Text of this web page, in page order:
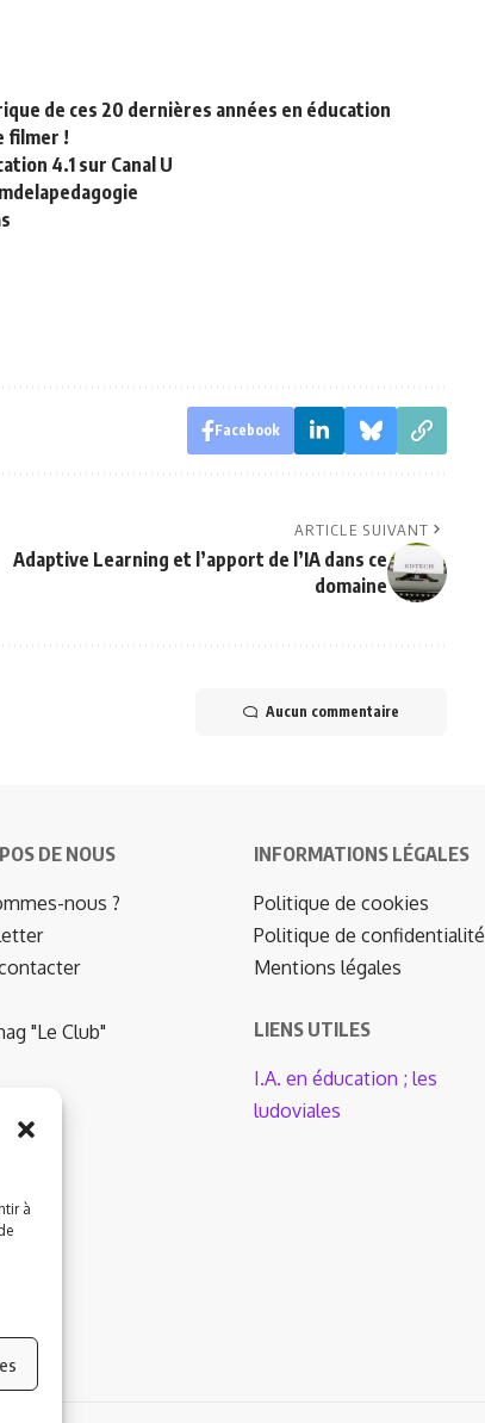
à
de ces 20 dernières années en éducation
filmer !
4.1 sur Canal U
Facebook
ARTICLE SUIVANT
Adaptive Learning et l’apport de l’IA dans ce
domaine
Aucun commentaire
DE NOUS
nous ?
"Le Club"
INFORMATIONS LÉGALES
Politique de cookies
Politique de confidentialité
Mentions légales
LIENS UTILES
I.A. en éducation ; les
ludoviales